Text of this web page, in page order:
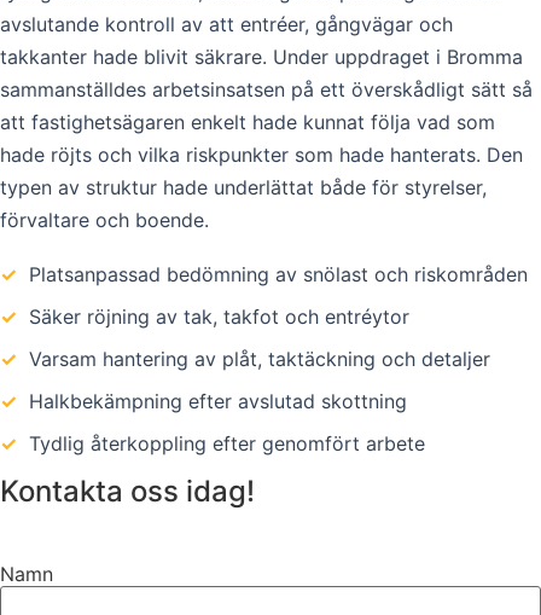
avslutande kontroll av att entréer, gångvägar och
takkanter hade blivit säkrare. Under uppdraget i Bromma
sammanställdes arbetsinsatsen på ett överskådligt sätt så
att fastighetsägaren enkelt hade kunnat följa vad som
hade röjts och vilka riskpunkter som hade hanterats. Den
typen av struktur hade underlättat både för styrelser,
förvaltare och boende.
✓ Platsanpassad bedömning av snölast och riskområden
✓ Säker röjning av tak, takfot och entréytor
✓ Varsam hantering av plåt, taktäckning och detaljer
✓ Halkbekämpning efter avslutad skottning
✓ Tydlig återkoppling efter genomfört arbete
Kontakta oss idag!
Namn